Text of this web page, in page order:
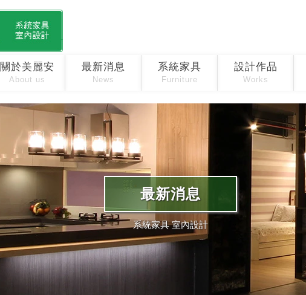
關於美麗安
About us
最新消息
News
系統家具
Furniture
設計作品
Works
最新消息
系統家具 室內設計